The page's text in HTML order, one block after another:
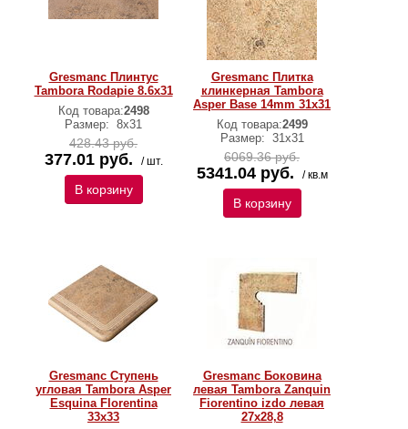
Gresmanc Плинтус
Tambora Rodapie 8.6х31
Код товара:2498
Размер: 8х31
428.43 руб.
377.01 руб. / шт.
В корзину
Gresmanc Плитка
клинкерная Tambora
Asper Base 14mm 31х31
Код товара:2499
Размер: 31х31
6069.36 руб.
5341.04 руб. / кв.м
В корзину
Gresmanc Ступень
угловая Tambora Asper
Esquina Florentina
33x33
Gresmanc Боковина
левая Tambora Zanquin
Fiorentino izdo левая
27x28,8